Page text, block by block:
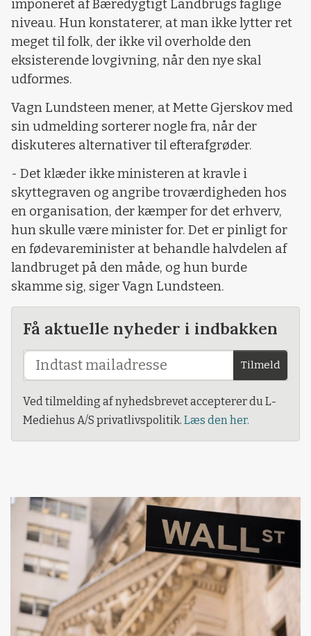
imponeret af Bæredygtigt Landbrugs faglige
niveau. Hun konstaterer, at man ikke lytter ret
meget til folk, der ikke vil overholde den
eksisterende lovgivning, når den nye skal
udformes.
Vagn Lundsteen mener, at Mette Gjerskov med
sin udmelding sorterer nogle fra, når der
diskuteres alternativer til efterafgrøder.
- Det klæder ikke ministeren at kravle i
skyttegraven og angribe troværdigheden hos
en organisation, der kæmper for det erhverv,
hun skulle være minister for. Det er pinligt for
en fødevareminister at behandle halvdelen af
landbruget på den måde, og hun burde
skamme sig, siger Vagn Lundsteen.
Få aktuelle nyheder i indbakken
Tilmeld
Ved tilmelding af nyhedsbrevet accepterer du L-
Mediehus A/S privatlivspolitik. Læs den her.